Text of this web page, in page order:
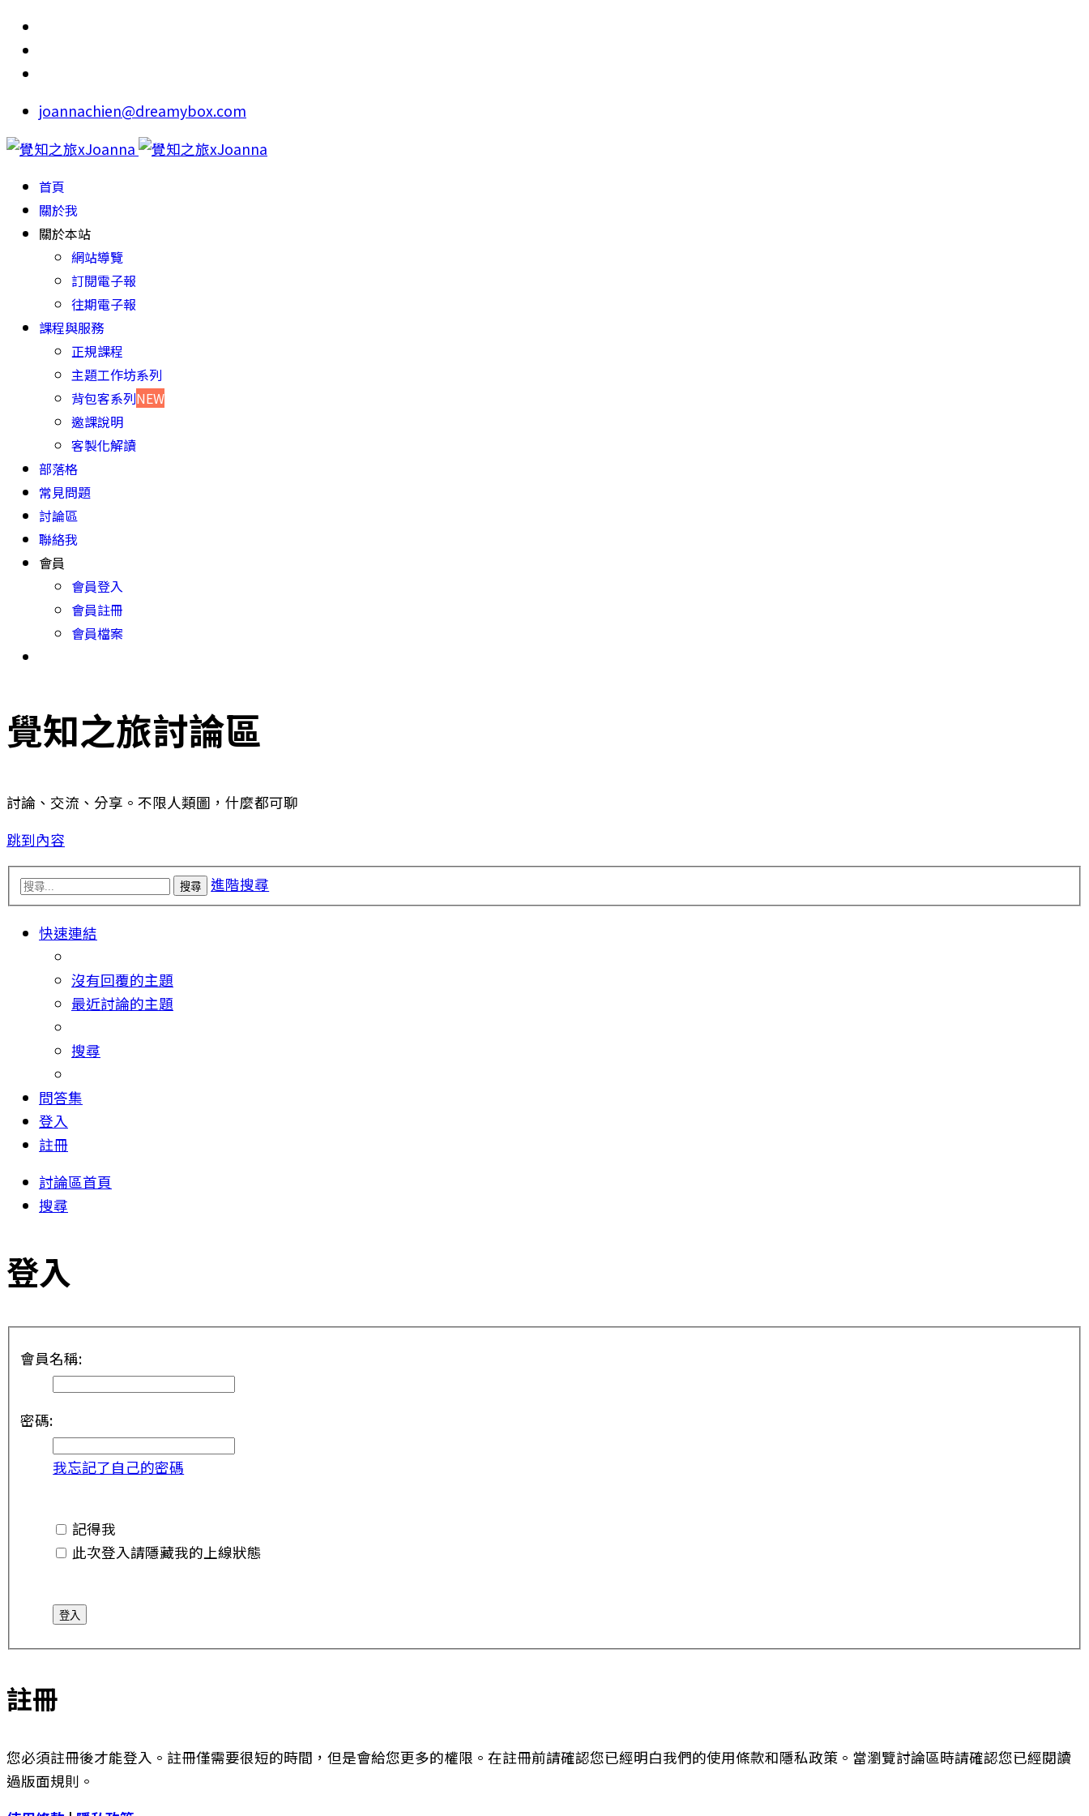
joannachien@dreamybox.com
首頁
關於我
關於本站
網站導覽
訂閱電子報
往期電子報
課程與服務
正規課程
主題工作坊系列
背包客系列NEW
邀課說明
客製化解讀
部落格
常見問題
討論區
聯絡我
會員
會員登入
會員註冊
會員檔案
覺知之旅討論區
討論、交流、分享。不限人類圖，什麼都可聊
跳到內容
搜尋 進階搜尋
快速連結
沒有回覆的主題
最近討論的主題
搜尋
問答集
登入
註冊
討論區首頁
搜尋
登入
會員名稱:
密碼:
我忘記了自己的密碼
記得我
此次登入請隱藏我的上線狀態
註冊
您必須註冊後才能登入。註冊僅需要很短的時間，但是會給您更多的權限。在註冊前請確認您已經明白我們的使用條款和隱私政策。當瀏覽討論區時請確認您已經閱讀
過版面規則。